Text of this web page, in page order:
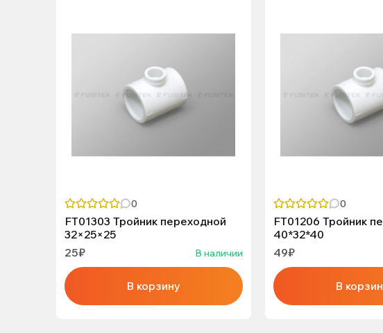
0
FT01303 Тройник переходной
32×25×25
25₽
В наличии
В корзину
0
FT01206 Тройник
40*32*40
49₽
В